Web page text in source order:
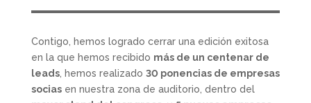
Contigo, hemos logrado cerrar una edición exitosa
en la que hemos recibido más de un centenar de
leads, hemos realizado 30 ponencias de empresas
sociasen nuestra zona de auditorio, dentro del